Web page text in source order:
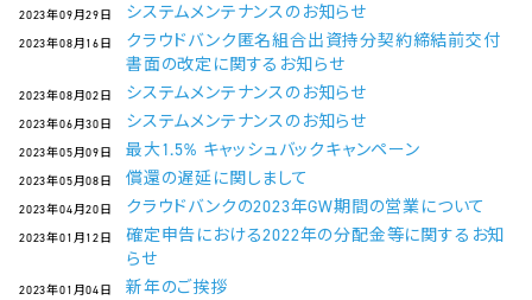
2023年09月29日 システムメンテナンスのお知らせ
2023年08月16日
クラウドバンク匿名組合出資持分契約締結前交付
書面の改定に関するお知らせ
2023年08月02日 システムメンテナンスのお知らせ
2023年06月30日 システムメンテナンスのお知らせ
2023年05月09日 最大1.5% キャッシュバックキャンペーン
2023年05月08日 償還の遅延に関しまして
2023年04月20日 クラウドバンクの2023年GW期間の営業について
2023年01月12日
確定申告における2022年の分配金等に関するお知
らせ
2023年01月04日 新年のご挨拶